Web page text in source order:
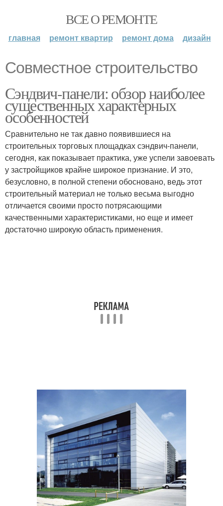
ВСЕ О РЕМОНТЕ
главная ремонт квартир ремонт дома дизайн
Совместное строительство
Сэндвич-панели: обзор наиболее
существенных характерных
особенностей
Сравнительно не так давно появившиеся на
строительных торговых площадках сэндвич-панели,
сегодня, как показывает практика, уже успели завоевать
у застройщиков крайне широкое признание. И это,
безусловно, в полной степени обосновано, ведь этот
строительный материал не только весьма выгодно
отличается своими просто потрясающими
качественными характеристиками, но еще и имеет
достаточно широкую область применения.